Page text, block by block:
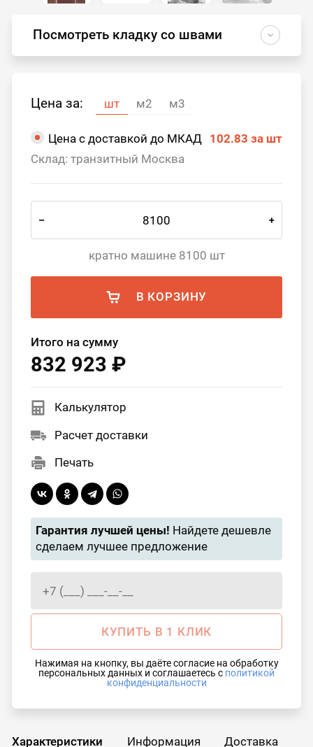
Посмотреть кладку со швами
Цена за: шт м2 м3
Цена с доставкой до МКАД 102.83 за шт
Склад: транзитный Москва
– +
кратно машине 8100 шт
В КОРЗИНУ
Итого на сумму
832 923 ₽
Калькулятор
Расчет доставки
Печать
Гарантия лучшей цены! Найдете дешевле
сделаем лучшее предложение
КУПИТЬ В 1 КЛИК
Нажимая на кнопку, вы даёте согласие на обработку
персональных данных и соглашаетесь с политикой
конфиденциальности
Характеристики Информация Доставка